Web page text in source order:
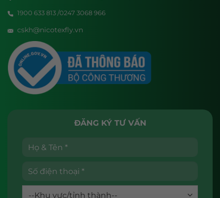
1900 633 813 /0247 3068 966
cskh@nicotexfly.vn
ĐĂNG KÝ TƯ VẤN